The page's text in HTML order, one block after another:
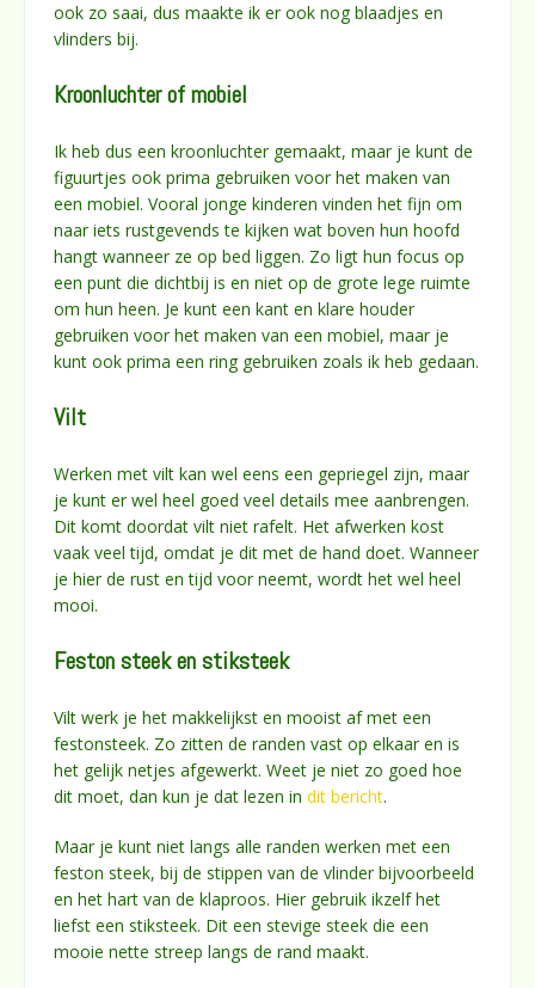
ook zo saai, dus maakte ik er ook nog blaadjes en
vlinders bij.
Kroonluchter of mobiel
Ik heb dus een kroonluchter gemaakt, maar je kunt de
figuurtjes ook prima gebruiken voor het maken van
een mobiel. Vooral jonge kinderen vinden het fijn om
naar iets rustgevends te kijken wat boven hun hoofd
hangt wanneer ze op bed liggen. Zo ligt hun focus op
een punt die dichtbij is en niet op de grote lege ruimte
om hun heen. Je kunt een kant en klare houder
gebruiken voor het maken van een mobiel, maar je
kunt ook prima een ring gebruiken zoals ik heb gedaan.
Vilt
Werken met vilt kan wel eens een gepriegel zijn, maar
je kunt er wel heel goed veel details mee aanbrengen.
Dit komt doordat vilt niet rafelt. Het afwerken kost
vaak veel tijd, omdat je dit met de hand doet. Wanneer
je hier de rust en tijd voor neemt, wordt het wel heel
mooi.
Feston steek en stiksteek
Vilt werk je het makkelijkst en mooist af met een
festonsteek. Zo zitten de randen vast op elkaar en is
het gelijk netjes afgewerkt. Weet je niet zo goed hoe
dit moet, dan kun je dat lezen in dit bericht.
Maar je kunt niet langs alle randen werken met een
feston steek, bij de stippen van de vlinder bijvoorbeeld
en het hart van de klaproos. Hier gebruik ikzelf het
liefst een stiksteek. Dit een stevige steek die een
mooie nette streep langs de rand maakt.